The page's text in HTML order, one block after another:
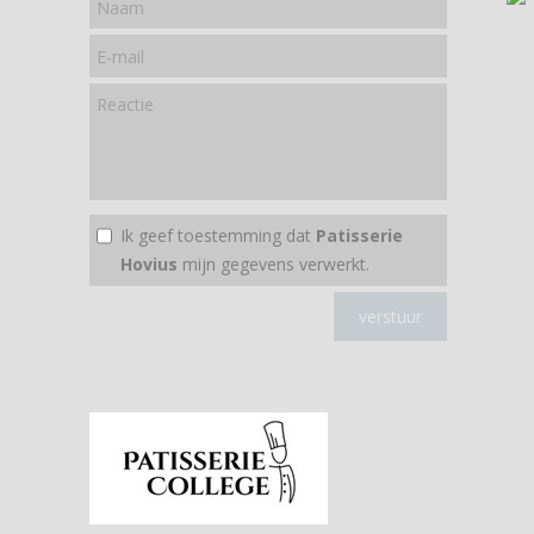
Ik geef toestemming dat Patisserie
Hovius mijn gegevens verwerkt.